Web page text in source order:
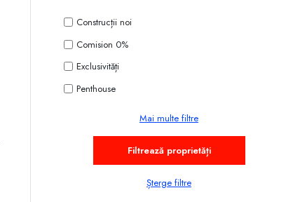
Construcții noi
Comision 0%
Exclusivități
Penthouse
Mai multe filtre
Șterge filtre